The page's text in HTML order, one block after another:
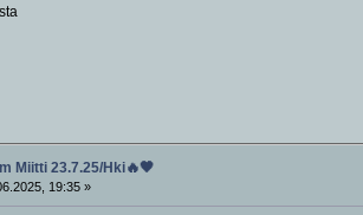
Miitti 23.7.25/Hki🔥🖤
19:35 »